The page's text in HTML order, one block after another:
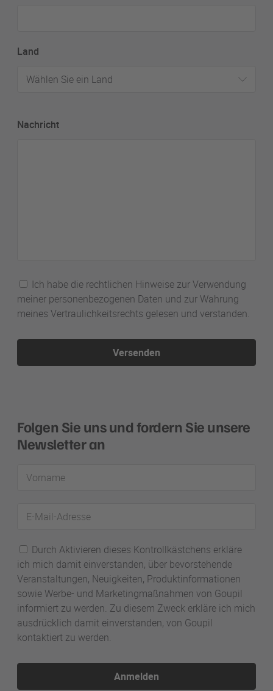
Land
Wählen Sie ein Land
Nachricht
Ich habe die rechtlichen Hinweise zur Verwendung
meiner personenbezogenen Daten und zur Wahrung
meines Vertraulichkeitsrechts gelesen und verstanden.
Versenden
Folgen Sie uns und fordern Sie unsere
Newsletter an
Vorname
Mail-
Durch Aktivieren dieses Kontrollkästchens erkläre
ich mich damit einverstanden, über bevorstehende
Veranstaltungen, Neuigkeiten, Produktinformationen
sowie Werbe- und Marketingmaßnahmen von Goupil
informiert zu werden. Zu diesem Zweck erkläre ich mich
ausdrücklich damit einverstanden, von Goupil
kontaktiert zu werden.
Anmelden